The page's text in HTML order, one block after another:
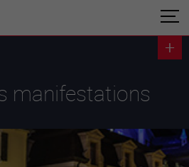
manifestations